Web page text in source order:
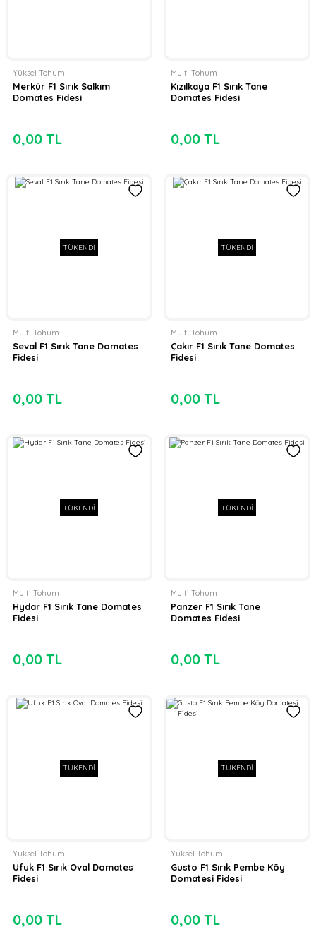
Yüksel Tohum
Merkür F1 Sırık Salkım
Domates Fidesi
0,00 TL
Multi Tohum
Kızılkaya F1 Sırık Tane
Domates Fidesi
0,00 TL
TÜKENDİ
Multi Tohum
Seval F1 Sırık Tane Domates
Fidesi
0,00 TL
TÜKENDİ
Multi Tohum
Çakır F1 Sırık Tane Domates
Fidesi
0,00 TL
TÜKENDİ
Multi Tohum
Hydar F1 Sırık Tane Domates
Fidesi
0,00 TL
TÜKENDİ
Multi Tohum
Panzer F1 Sırık Tane
Domates Fidesi
0,00 TL
TÜKENDİ
Yüksel Tohum
Ufuk F1 Sırık Oval Domates
Fidesi
0,00 TL
TÜKENDİ
Yüksel Tohum
Gusto F1 Sırık Pembe Köy
Domatesi Fidesi
0,00 TL